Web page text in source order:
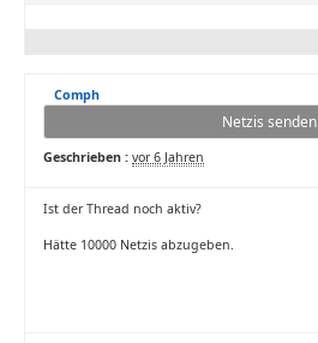
Comph
Netzis senden
Geschrieben : vor 6 Jahren
Ist der Thread noch aktiv?
Hätte 10000 Netzis abzugeben.